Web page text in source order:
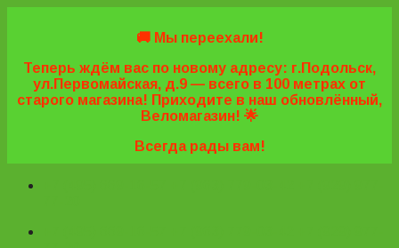
🚚 Мы переехали!
Теперь ждём вас по новому адресу: г.Подольск,
ул.Первомайская, д.9 — всего в 100 метрах от
старого магазина! Приходите в наш обновлённый,
Веломагазин! 🌟
Всегда рады вам!